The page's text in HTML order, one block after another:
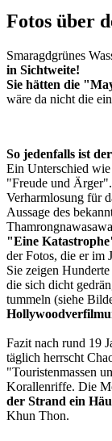
Fotos über
Smaragdgrünes
in Sichtweite!
Sie hätten die
wäre da nicht die
So jedenfalls ist
Ein Unterschied
"Freude und Ärger".
Verharmlosung für
Aussage des
"Eine
der Fotos, die er im
Sie zeigen
die sich dicht
tummeln (siehe
Fazit nach rund 19
täglich herrscht
"Touristenmassen
Korallenriffe. Die
der Strand ein
Khun Thon.